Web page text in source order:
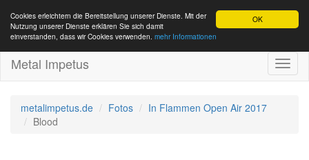
OK
Cookies erleichtern die Bereitstellung unserer Dienste. Mit der
Nutzung unserer Dienste erklären Sie sich damit
einverstanden, dass wir Cookies verwenden. mehr Informationen
Metal Impetus
metalimpetus.de Fotos
In Flammen Open Air 2017
Blood